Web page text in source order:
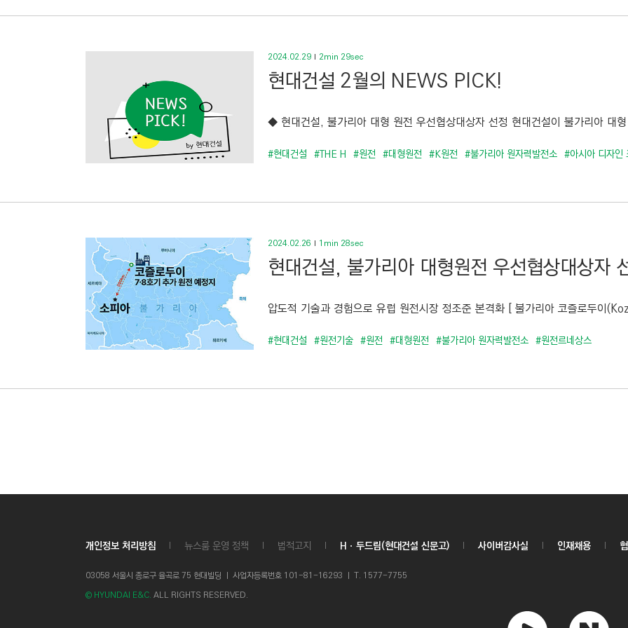
2024.02.29 2min 29sec
현대건설 2월의 NEWS PICK!
◆ 현대건설, 불가리아 대형 원전 우선협상대상자 선정 현대건설이 불가리아 대
#현대건설 #THE H #원전 #대형원전 #K원전 #불가리아 원자력발전소 #아시아 디자인
2024.02.26 1min 28sec
현대건설, 불가리아 대형원전 우선협상대상자
압도적 기술과 경험으로 유럽 원전시장 정조준 본격화 [ 불가리아 코즐로두이
#현대건설 #원전기술 #원전 #대형원전 #불가리아 원자력발전소 #원전르네상스
개인정보 처리방침 뉴스룸 운영 정책 법적고지 Hㆍ두드림(현대건설 신문고) 사이버감사실 인재채용
03058 서울시 종로구 율곡로 75 현대빌딩 ㅣ 사업자등록번호 101-81-16293 ㅣ T. 1577-7755
© HYUNDAI E&C. ALL RIGHTS RESERVED.